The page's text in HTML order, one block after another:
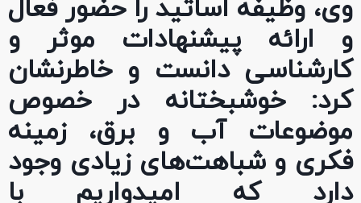
وی، وظیفه اساتید را حضور فعال
و ارائه پیشنهادات موثر و
کارشناسی دانست و خاطرنشان
کرد: خوشبختانه در خصوص
موضوعات آب و برق، زمینه‌
فکری و شباهت‌های زیادی وجود
دارد که امیدواریم با